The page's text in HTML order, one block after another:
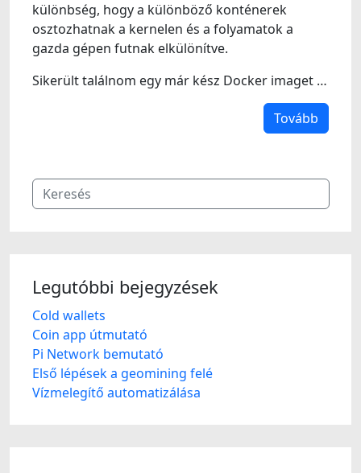
különbség, hogy a különböző konténerek
osztozhatnak a kernelen és a folyamatok a
gazda gépen futnak elkülönítve.
Sikerült találnom egy már kész Docker imaget …
Tovább
Legutóbbi bejegyzések
Cold wallets
Coin app útmutató
Pi Network bemutató
Első lépések a geomining felé
Vízmelegítő automatizálása